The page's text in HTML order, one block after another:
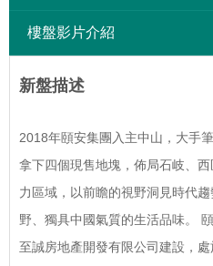
樓盤影片介紹
新盤描述
2018年頤安集團入主中山，大手
拿下四個現售地塊，佈局石岐、
力區域，以前瞻的視野洞見時代
野、獨具中國氣質的生活品味。
至誠房地產開發有限公司建設，